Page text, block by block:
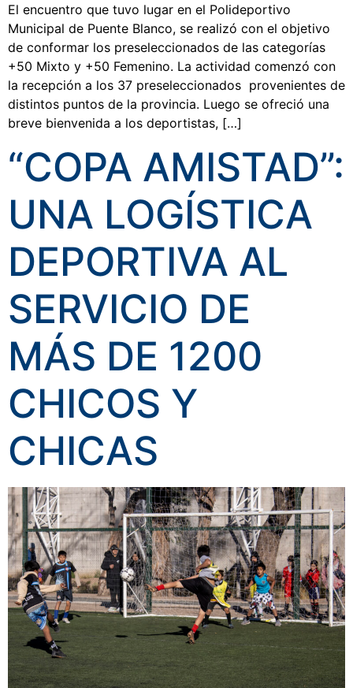
El encuentro que tuvo lugar en el Polideportivo
Municipal de Puente Blanco, se realizó con el objetivo
de conformar los preseleccionados de las categorías
+50 Mixto y +50 Femenino. La actividad comenzó con
la recepción a los 37 preseleccionados provenientes de
distintos puntos de la provincia. Luego se ofreció una
breve bienvenida a los deportistas, […]
“COPA AMISTAD”:
UNA LOGÍSTICA
DEPORTIVA AL
SERVICIO DE
MÁS DE 1200
CHICOS Y
CHICAS